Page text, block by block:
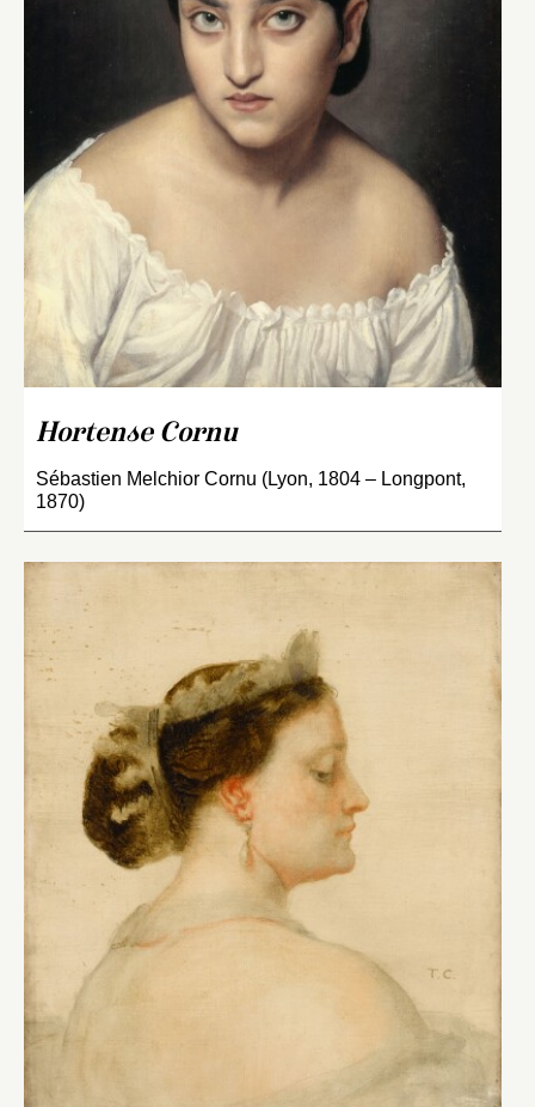
Hortense Cornu
Sébastien Melchior Cornu (Lyon, 1804 – Longpont,
1870)